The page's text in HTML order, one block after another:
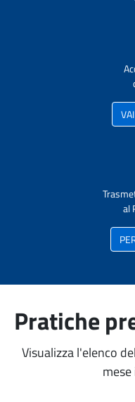
al
Pratiche
Visualizza l'elenco